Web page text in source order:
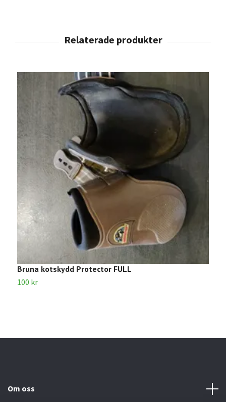
Bruna kotskydd Protector FULL
100 kr
Om oss